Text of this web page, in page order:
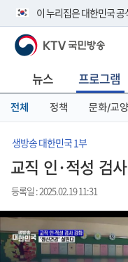
이 누리집은 대한민국
공식 누리집 주소 확인하기
니다.
이밖에 or.kr 또는 .kr등
서 도메인 주소를 확인해
KTV 국민방송
뉴스 프로그램
전체 정책 문화/교양
생방송 대한민국 1부
교직 인·적성 검
등록일 : 2025.02.19 11:31